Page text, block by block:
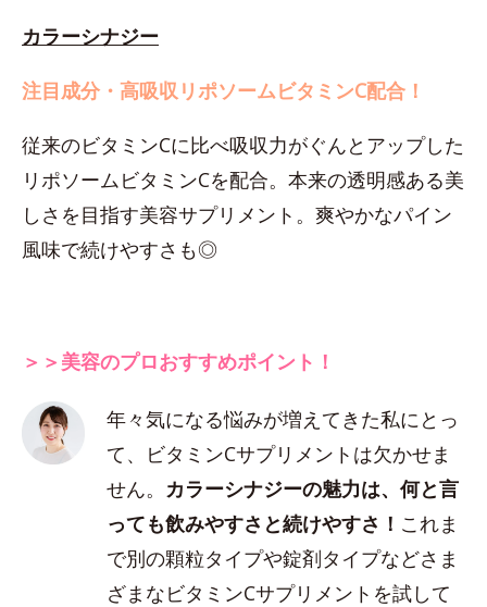
カラーシナジー
注目成分・高吸収リポソームビタミンC配合！
従来のビタミンCに比べ吸収力がぐんとアップした
リポソームビタミンCを配合。本来の透明感ある美
しさを目指す美容サプリメント。爽やかなパイン
風味で続けやすさも◎
＞＞美容のプロおすすめポイント！
年々気になる悩みが増えてきた私にとっ
て、ビタミンCサプリメントは欠かせま
せん。 カラーシナジーの魅力は、何と言
っても飲みやすさと続けやすさ！ これま
で別の顆粒タイプや錠剤タイプなどさま
ざまなビタミンCサプリメントを試して